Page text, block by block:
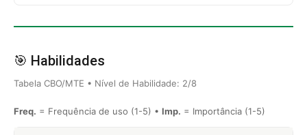
🎯 Habilidades
Tabela CBO/MTE • Nível de Habilidade: 2/8
Freq. = Frequência de uso (1-5) • Imp. = Importância (1-5)